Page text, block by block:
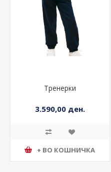
Тренерки
3.590,00 ден.
+ ВО КОШНИЧКА